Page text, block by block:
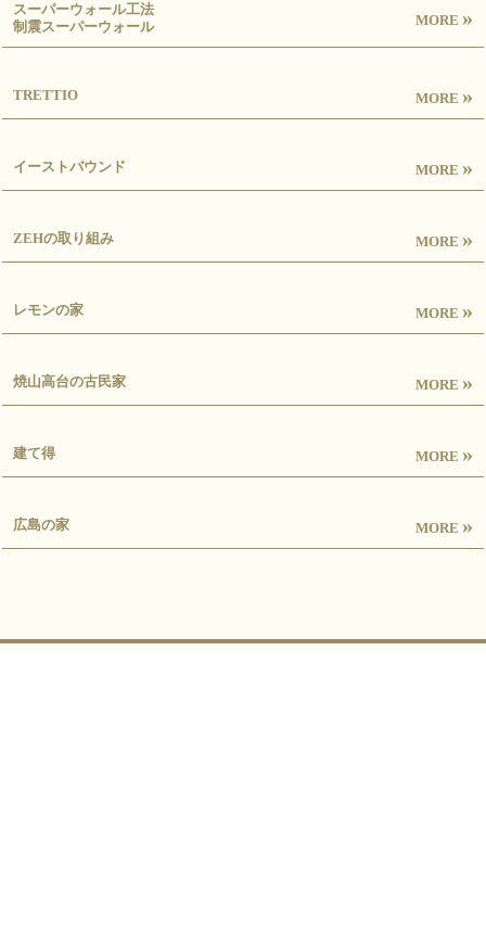
スーパーウォール工法
制震スーパーウォール
MORE »
TRETTIO MORE »
イーストバウンド MORE »
ZEHの取り組み MORE »
レモンの家 MORE »
焼山高台の古民家 MORE »
建て得 MORE »
広島の家 MORE »